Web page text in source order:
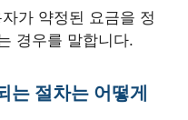
가 약정된 요금을 정
경우를 말합니다.
는 절차는 어떻게